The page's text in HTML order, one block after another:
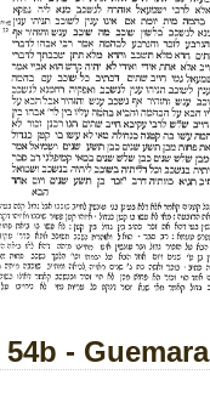
- Guemara